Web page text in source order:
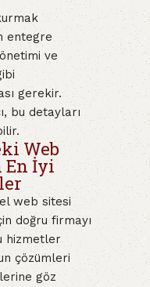
entegre
ve
gerekir.
bu detayları
Web
En İyi
web sitesi
doğru firmayı
hizmetler
çözümleri
göz